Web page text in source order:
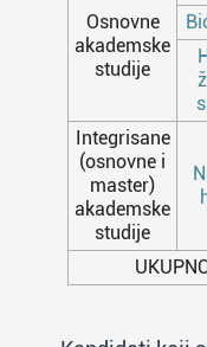
Osnovne
akademske
studije
Integrisane
(osnovne i
master)
akademske
studije